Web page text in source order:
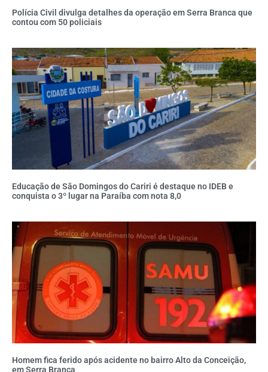
Polícia Civil divulga detalhes da operação em Serra Branca que
contou com 50 policiais
Educação de São Domingos do Cariri é destaque no IDEB e
conquista o 3º lugar na Paraíba com nota 8,0
Homem fica ferido após acidente no bairro Alto da Conceição,
em Serra Branca